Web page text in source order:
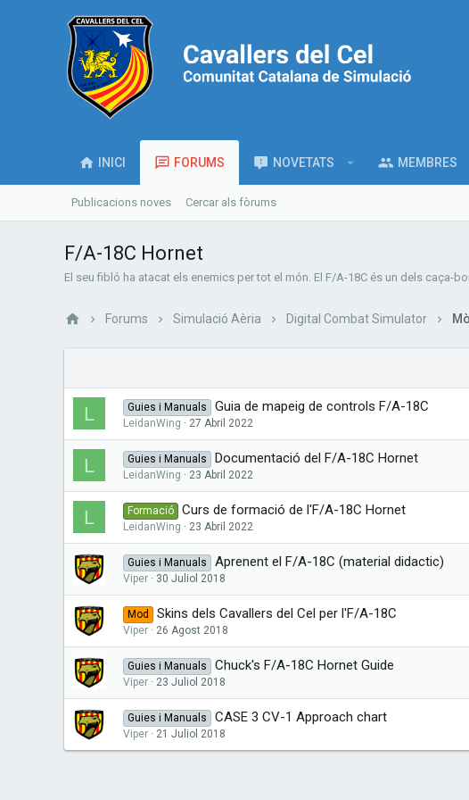
INICI FORUMS NOVETATS MEMBRES
Publicacions noves Cercar als fòrums
F/A-18C Hornet
El seu fibló ha atacat els enemics per tot el món. El F/A-18C és un dels caça-
Forums Simulació Aèria Digital Combat Simulator
L Guies i Manuals Guia de mapeig de controls F/A-18C
LeidanWing 27 Abril 2022
L Guies i Manuals Documentació del F/A-18C Hornet
LeidanWing 23 Abril 2022
L Formació Curs de formació de l'F/A-18C Hornet
LeidanWing 23 Abril 2022
Guies i Manuals Aprenent el F/A-18C (material didactic)
Viper 30 Juliol 2018
Mod Skins dels Cavallers del Cel per l'F/A-18C
Viper 26 Agost 2018
Guies i Manuals Chuck's F/A-18C Hornet Guide
Viper 23 Juliol 2018
Guies i Manuals CASE 3 CV-1 Approach chart
Viper 21 Juliol 2018